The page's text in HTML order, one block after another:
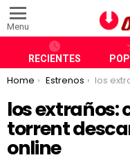
Menu
RECIENTES
You are here:
Home Estrenos los extraños: cacería nocturna
los
torrent
online